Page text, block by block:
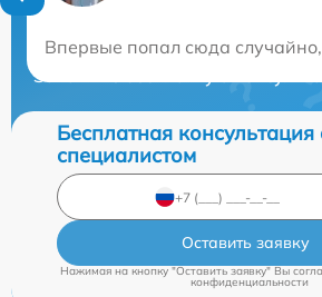
Впервые попал сюда
Нужна
Закажите бесплатную
Бесплатная консультация
специалистом
Оставить заявку
Нажимая на кнопку "Оставить заявку" Вы
конфиденциальности